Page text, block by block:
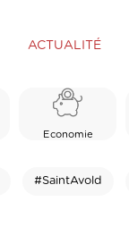
ACTUALITÉ
Economie
#SaintAvold